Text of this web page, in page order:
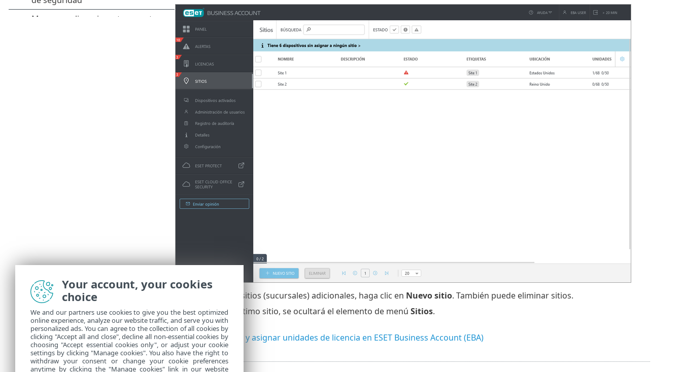
Para agregar sitios (sucursales) adicionales, haga clic en Nuevo sitio. También puede eliminar sitios.
• Si elimina el último sitio, se ocultará el elemento de menú Sitios.
Vídeo: crear sitios y asignar unidades de licencia en ESET Business Account (EBA)
Your account, your cookies
choice
We and our partners use cookies to give you the best optimized
online experience, analyze our website traffic, and serve you with
personalized ads. You can agree to the collection of all cookies by
clicking "Accept all and close", decline all non-essential cookies by
choosing "Accept essential cookies only", or adjust your cookie
settings by clicking "Manage cookies". You also have the right to
withdraw your consent or change your cookie preferences
anytime by clicking the "Manage cookies" link in our website